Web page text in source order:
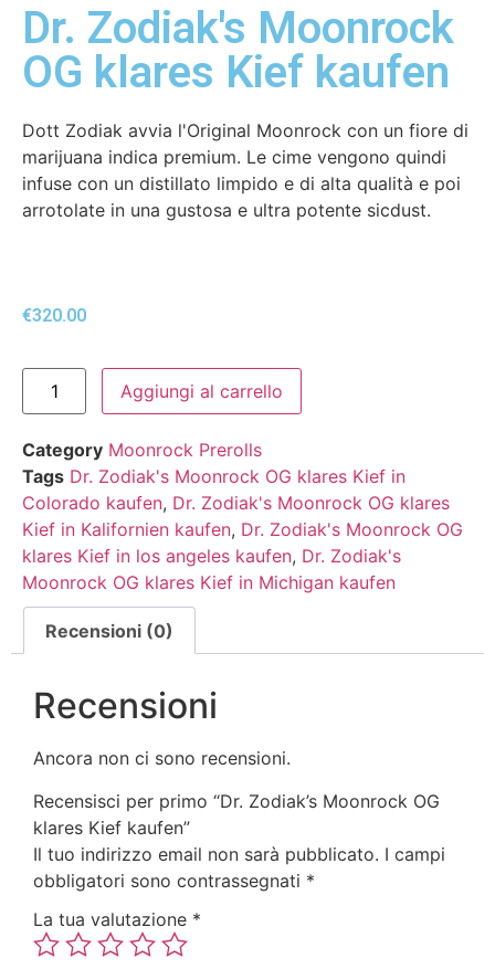
Dr. Zodiak's Moonrock
OG klares Kief kaufen
Dott Zodiak avvia l'Original Moonrock con un fiore di
marijuana indica premium. Le cime vengono quindi
infuse con un distillato limpido e di alta qualità e poi
arrotolate in una gustosa e ultra potente sicdust.
€320.00
Aggiungi al carrello
Category Moonrock Prerolls
Tags Dr. Zodiak's Moonrock OG klares Kief in
Colorado kaufen, Dr. Zodiak's Moonrock OG klares
Kief in Kalifornien kaufen, Dr. Zodiak's Moonrock OG
klares Kief in los angeles kaufen, Dr. Zodiak's
Moonrock OG klares Kief in Michigan kaufen
Recensioni (0)
Recensioni
Ancora non ci sono recensioni.
Recensisci per primo “Dr. Zodiak’s Moonrock OG
klares Kief kaufen”
Il tuo indirizzo email non sarà pubblicato. I campi
obbligatori sono contrassegnati *
La tua valutazione *